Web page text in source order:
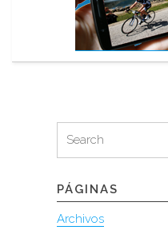
for:
PÁGINAS
Archivos